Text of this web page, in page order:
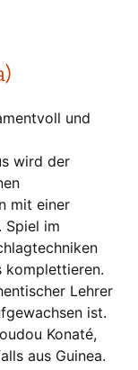
und
wird der
mit einer
Spiel im
komplettieren.
Lehrer
ist.
Konaté,
aus Guinea.